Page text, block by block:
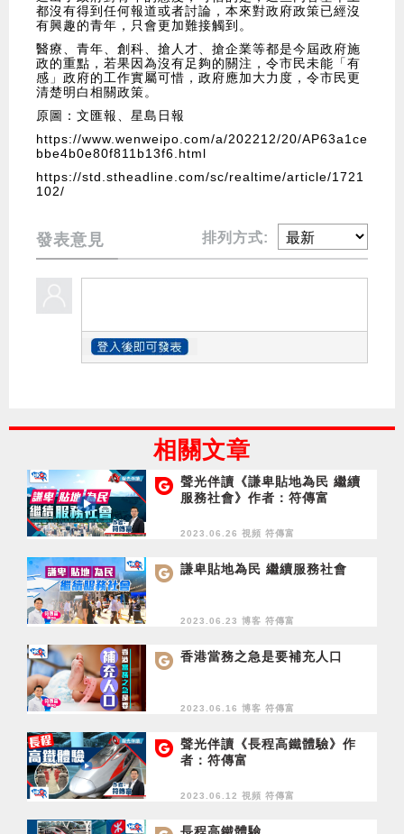
都沒有得到任何報道或者討論，本來對政府政策已經沒
有興趣的青年，只會更加難接觸到。
醫療、青年、創科、搶人才、搶企業等都是今屆政府施
政的重點，若果因為沒有足夠的關注，令市民未能「有
感」政府的工作實屬可惜，政府應加大力度，令市民更
清楚明白相關政策。
原圖：文匯報、星島日報
https://www.wenweipo.com/a/202212/20/AP63a1ce
bbe4b0e80f811b13f6.html
https://std.stheadline.com/sc/realtime/article/1721
102/
發表意見 排列方式:
相關文章
聲光伴讀《謙卑貼地為民 繼續
服務社會》作者：符傳富
2023.06.26 視頻 符傳富
謙卑貼地為民 繼續服務社會
2023.06.23 博客 符傳富
香港當務之急是要補充人口
2023.06.16 博客 符傳富
聲光伴讀《長程高鐵體驗》作
者：符傳富
2023.06.12 視頻 符傳富